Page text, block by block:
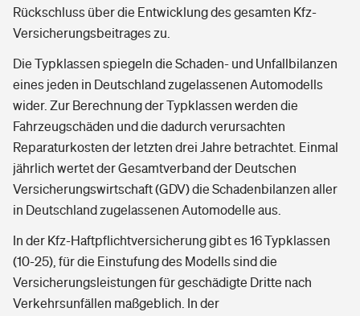
Rückschluss über die Entwicklung des gesamten Kfz-
Versicherungsbeitrages zu.
Die Typklassen spiegeln die Schaden- und Unfallbilanzen
eines jeden in Deutschland zugelassenen Automodells
wider. Zur Berechnung der Typklassen werden die
Fahrzeugschäden und die dadurch verursachten
Reparaturkosten der letzten drei Jahre betrachtet. Einmal
jährlich wertet der Gesamtverband der Deutschen
Versicherungswirtschaft (GDV) die Schadenbilanzen aller
in Deutschland zugelassenen Automodelle aus.
In der Kfz-Haftpflichtversicherung gibt es 16 Typklassen
(10-25), für die Einstufung des Modells sind die
Versicherungsleistungen für geschädigte Dritte nach
Verkehrsunfällen maßgeblich. In der